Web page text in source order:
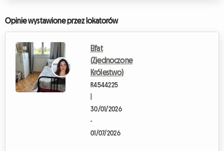
Opinie wystawione przez lokatorów
Elfat
(Zjednoczone
Królestwo)
R4544225
30/01/2026
-
01/07/2026